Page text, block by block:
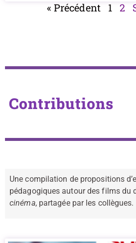
« Précédent 1 2
Contributions
Une compilation de propositions
pédagogiques autour des films du
cinéma, partagée par les collègues.